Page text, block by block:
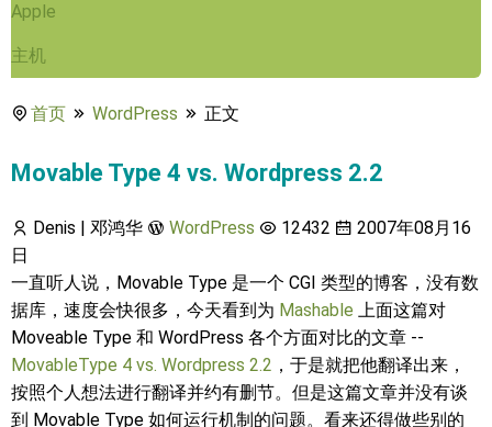
Apple
主机
首页 WordPress 正文
Movable Type 4 vs. Wordpress 2.2
Denis | 邓鸿华 WordPress 12432
2007年08月16
日
一直听人说，Movable Type 是一个 CGI 类型的博客，没有数
据库，速度会快很多，今天看到为 Mashable 上面这篇对
Moveable Type 和 WordPress 各个方面对比的文章 --
MovableType 4 vs. Wordpress 2.2 ，于是就把他翻译出来，
按照个人想法进行翻译并约有删节。但是这篇文章并没有谈
到 Movable Type 如何运行机制的问题。看来还得做些别的